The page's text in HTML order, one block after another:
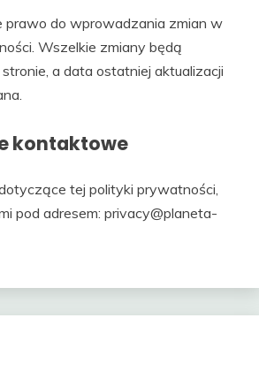
prawo do wprowadzania zmian w
Wszelkie zmiany będą
a data ostatniej aktualizacji
kontaktowe
tej polityki prywatności,
pod adresem: privacy@planeta-